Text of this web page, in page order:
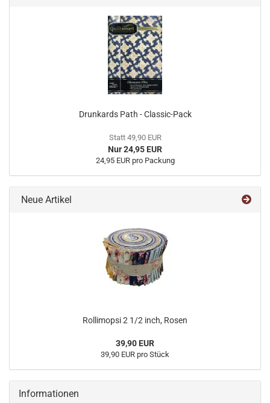
Drunkards Path - Classic-Pack
Statt 49,90 EUR
Nur 24,95 EUR
24,95 EUR pro Packung
Neue Artikel
Rollimopsi 2 1/2 inch, Rosen
39,90 EUR
39,90 EUR pro Stück
Informationen